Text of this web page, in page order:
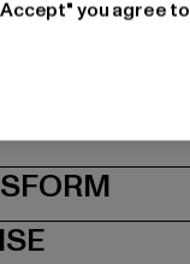
Köln | DE
PASSFORM
you agree